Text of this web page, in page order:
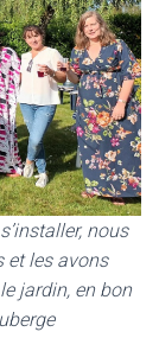
nous
et les avons
jardin, en bon